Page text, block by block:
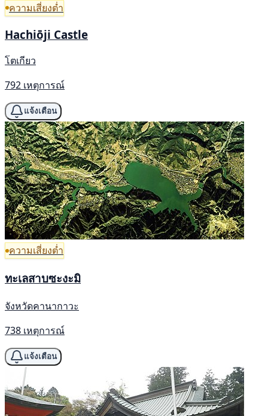
ความเสี่ยงต่ำ
Hachiōji Castle
โตเกียว
792 เหตุการณ์
แจ้งเตือน
ความเสี่ยงต่ำ
ทะเลสาบซะงะมิ
จังหวัดคานากาวะ
738 เหตุการณ์
แจ้งเตือน